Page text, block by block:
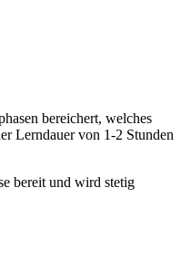
bereichert, welches
Lerndauer von 1-2 Stunden
bereit und wird stetig